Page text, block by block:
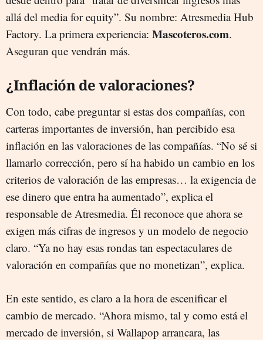
allá del media for equity”. Su nombre: Atresmedia Hub
Factory. La primera experiencia: Mascoteros.com.
Aseguran que vendrán más.
¿Inflación de valoraciones?
Con todo, cabe preguntar si estas dos compañías, con
carteras importantes de inversión, han percibido esa
inflación en las valoraciones de las compañías. “No sé si
llamarlo corrección, pero sí ha habido un cambio en los
criterios de valoración de las empresas… la exigencia de
ese dinero que entra ha aumentado”, explica el
responsable de Atresmedia. Él reconoce que ahora se
exigen más cifras de ingresos y un modelo de negocio
claro. “Ya no hay esas rondas tan espectaculares de
valoración en compañías que no monetizan”, explica.
En este sentido, es claro a la hora de escenificar el
cambio de mercado. “Ahora mismo, tal y como está el
mercado de inversión, si Wallapop arrancara, las